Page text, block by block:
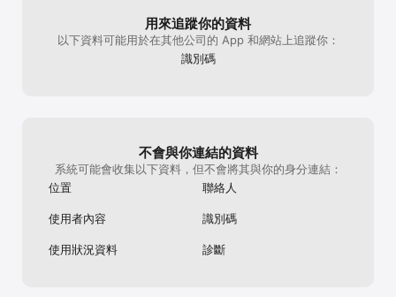
用來追蹤你的資料
以下資料可能用於在其他公司的 App 和網站上追蹤你：
識別碼
不會與你連結的資料
系統可能會收集以下資料，但不會將其與你的身分連結：
位置
聯絡人
使用者內容 識別碼
使用狀況資料 診斷